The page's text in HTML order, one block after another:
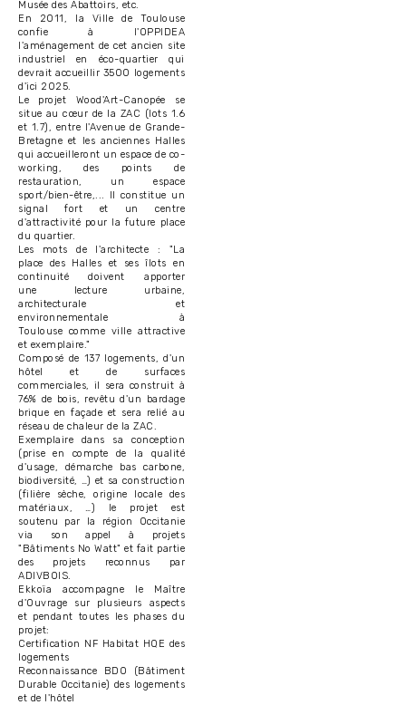
Musée des Abattoirs, etc.
En 2011, la Ville de Toulouse
confie à l'OPPIDEA
l'aménagement de cet ancien site
industriel en éco-quartier qui
devrait accueillir 3500 logements
d'ici 2025.
Le projet Wood'Art-Canopée se
situe au cœur de la ZAC (lots 1.6
et 1.7), entre l'Avenue de Grande-
Bretagne et les anciennes Halles
qui accueilleront un espace de co-
working, des points de
restauration, un espace
sport/bien-être,... Il constitue un
signal fort et un centre
d'attractivité pour la future place
du quartier.
Les mots de l'architecte : "La
place des Halles et ses îlots en
continuité doivent apporter
une lecture urbaine,
architecturale et
environnementale à
Toulouse comme ville attractive
et exemplaire."
Composé de 137 logements, d'un
hôtel et de surfaces
commerciales, il sera construit à
76% de bois, revêtu d'un bardage
brique en façade et sera relié au
réseau de chaleur de la ZAC.
Exemplaire dans sa conception
(prise en compte de la qualité
d'usage, démarche bas carbone,
biodiversité, …) et sa construction
(filière sèche, origine locale des
matériaux, …) le projet est
soutenu par la région Occitanie
via son appel à projets
"Bâtiments No Watt" et fait partie
des projets reconnus par
ADIVBOIS.
Ekkoïa accompagne le Maître
d'Ouvrage sur plusieurs aspects
et pendant toutes les phases du
projet:
Certification NF Habitat HQE des
logements
Reconnaissance BDO (Bâtiment
Durable Occitanie) des logements
et de l'hôtel